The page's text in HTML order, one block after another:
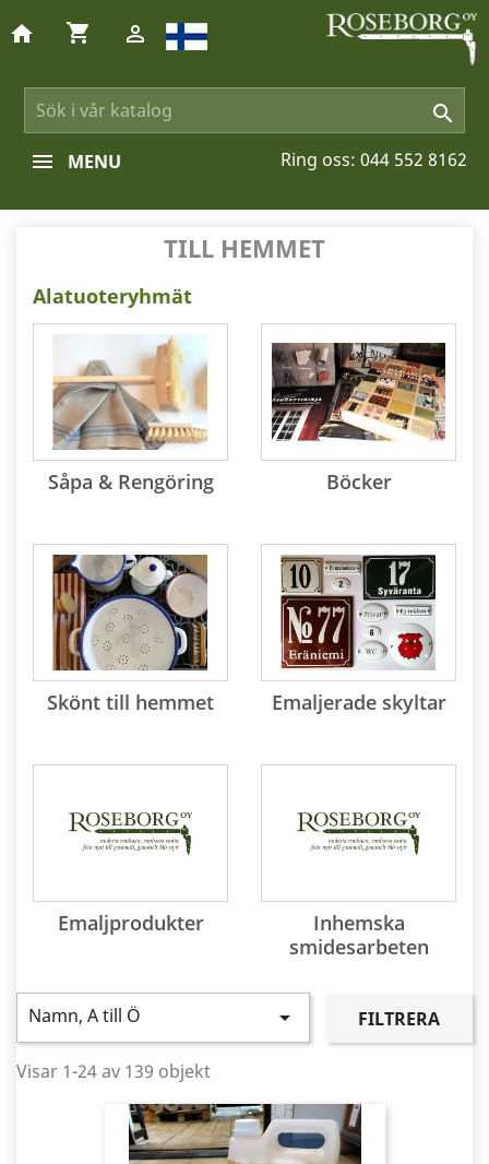

home shopping_cart 
Ring oss: 044 552 8162
MENU
TILL HEMMET
Alatuoteryhmät
Såpa & Rengöring Böcker
Skönt till hemmet Emaljerade skyltar
Emaljprodukter
Inhemska
smidesarbeten
Namn, A till Ö  FILTRERA
Visar 1-24 av 139 objekt